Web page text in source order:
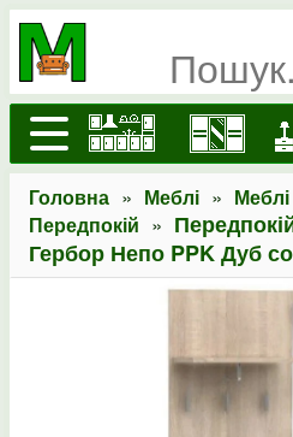
Головна » Меблі »
Передпокій »
Гербор Непо PPK Дуб